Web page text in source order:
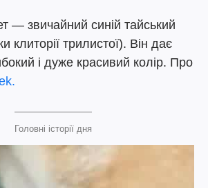
— звичайний синій тайський
клиторії трилистої). Він дає
і дуже красивий колір. Про
Головні історії дня